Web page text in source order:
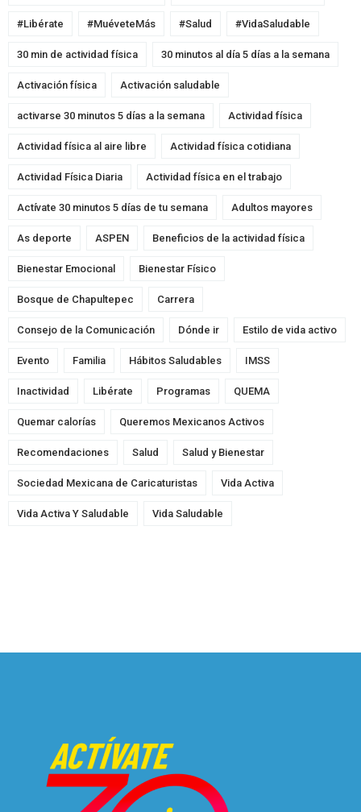
#Libérate #MuéveteMás #Salud #VidaSaludable
30 min de actividad física 30 minutos al día 5 días a la semana
Activación física Activación saludable
activarse 30 minutos 5 días a la semana Actividad física
Actividad física al aire libre Actividad física cotidiana
Actividad Física Diaria Actividad física en el trabajo
Actívate 30 minutos 5 días de tu semana Adultos mayores
As deporte ASPEN Beneficios de la actividad física
Bienestar Emocional Bienestar Físico
Bosque de Chapultepec Carrera
Consejo de la Comunicación Dónde ir Estilo de vida activo
Evento Familia Hábitos Saludables IMSS
Inactividad Libérate Programas QUEMA
Quemar calorías Queremos Mexicanos Activos
Recomendaciones Salud Salud y Bienestar
Sociedad Mexicana de Caricaturistas Vida Activa
Vida Activa Y Saludable Vida Saludable